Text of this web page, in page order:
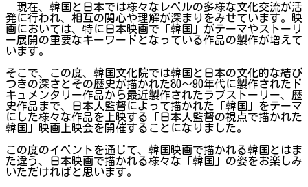
現在、韓国と日本では様々なレベルの多様な文化交流が活
発に行われ、相互の関心や理解が深まりをみせています。映
画においては、特に日本映画で「韓国」がテーマやストーリ
ー展開の重要なキーワードとなっている作品の製作が増えて
います。
そこで、この度、韓国文化院では韓国と日本の文化的な結び
つきの深さとその歴史が描かれた80～90年代に製作されたド
キュメンタリー作品から最近製作されたラブストーリー、歴
史作品まで、日本人監督によって描かれた「韓国」をテーマ
にした様々な作品を上映する「日本人監督の視点で描かれた
韓国」映画上映会を開催することになりました。
この度のイベントを通じて、韓国映画で描かれる韓国とはま
た違う、日本映画で描かれる様々な「韓国」の姿をお楽しみ
いただければと思います。